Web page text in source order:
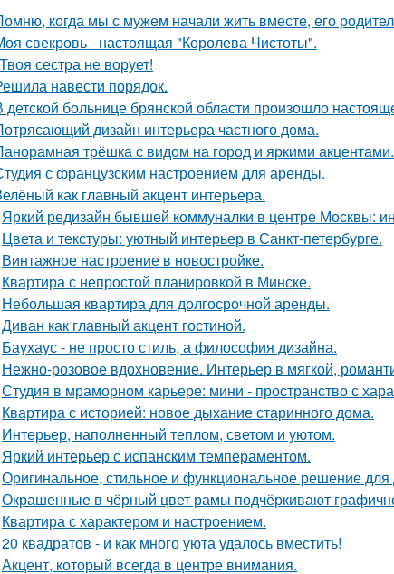
когда мы с мужем начали жить вместе, его
свекровь - настоящая "Королева Чистоты".
сестра не ворует!
навести порядок.
детской больнице брянской области произошло
дизайн интерьера частного дома.
трёшка с видом на город и яркими акцентами.
с французским настроением для аренды.
как главный акцент интерьера.
Яркий редизайн бывшей коммуналки в центре Москвы:
Цвета и текстуры: уютный интерьер в Санкт-петербурге.
Винтажное настроение в новостройке.
Квартира с непростой планировкой в Минске.
Небольшая квартира для долгосрочной аренды.
Диван как главный акцент гостиной.
Баухаус - не просто стиль, а философия дизайна.
Нежно-розовое вдохновение. Интерьер в мягкой,
Студия в мраморном карьере: мини - пространство с
Квартира с историей: новое дыхание старинного дома.
Интерьер, наполненный теплом, светом и уютом.
Яркий интерьер с испанским темпераментом.
Оригинальное, стильное и функциональное решение
Окрашенные в чёрный цвет рамы подчёркивают
Квартира с характером и настроением.
20 квадратов - и как много уюта удалось вместить!
Акцент, который всегда в центре внимания.